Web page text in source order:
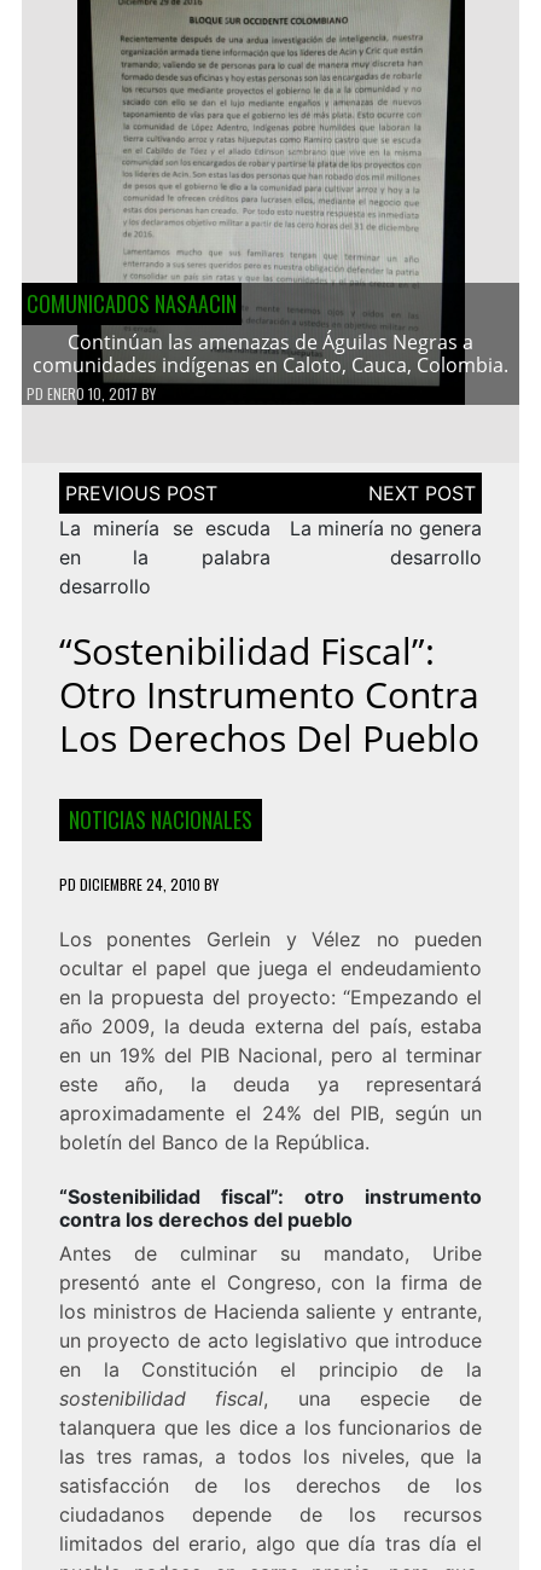
COMUNICADOS NASAACIN
Continúan las amenazas de Águilas Negras a
comunidades indígenas en Caloto, Cauca, Colombia.
PD ENERO 10, 2017 BY
Navegación
de
entradas
La minería se escuda
en la palabra
desarrollo
La minería no genera
desarrollo
“Sostenibilidad Fiscal”:
Otro Instrumento Contra
Los Derechos Del Pueblo
NOTICIAS NACIONALES
PD DICIEMBRE 24, 2010 BY
Los ponentes Gerlein y Vélez no pueden
ocultar el papel que juega el endeudamiento
en la propuesta del proyecto: “Empezando el
año 2009, la deuda externa del país, estaba
en un 19% del PIB Nacional, pero al terminar
este año, la deuda ya representará
aproximadamente el 24% del PIB, según un
boletín del Banco de la República.
“Sostenibilidadfiscal”: otro instrumento
contra los derechos del pueblo
Antes de culminar su mandato, Uribe
presentó ante el Congreso, con la firma de
los ministros de Hacienda saliente y entrante,
un proyecto de acto legislativo que introduce
en la Constitución el principio de la
sostenibilidad fiscal, una especie de
talanquera que les dice a los funcionarios de
las tres ramas, a todos los niveles, que la
satisfacción de los derechos de los
ciudadanos depende de los recursos
limitados del erario, algo que día tras día el